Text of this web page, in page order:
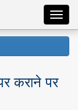
कराने पर